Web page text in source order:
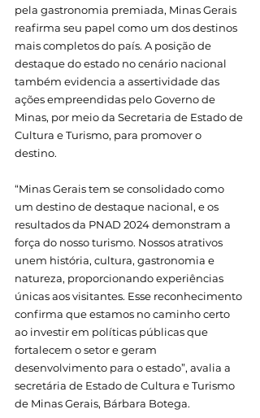
pela gastronomia premiada, Minas Gerais
reafirma seu papel como um dos destinos
mais completos do país. A posição de
destaque do estado no cenário nacional
também evidencia a assertividade das
ações empreendidas pelo Governo de
Minas, por meio da Secretaria de Estado de
Cultura e Turismo, para promover o
destino.
“Minas Gerais tem se consolidado como
um destino de destaque nacional, e os
resultados da PNAD 2024 demonstram a
força do nosso turismo. Nossos atrativos
unem história, cultura, gastronomia e
natureza, proporcionando experiências
únicas aos visitantes. Esse reconhecimento
confirma que estamos no caminho certo
ao investir em políticas públicas que
fortalecem o setor e geram
desenvolvimento para o estado”, avalia a
secretária de Estado de Cultura e Turismo
de Minas Gerais, Bárbara Botega.